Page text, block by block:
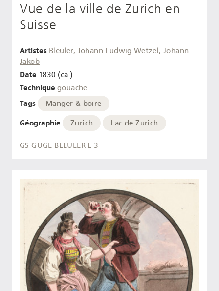
Vue de la ville de Zurich en
Suisse
Artistes Bleuler, Johann Ludwig Wetzel, Johann
Jakob
Date 1830 (ca.)
Technique gouache
Tags Manger & boire
Géographie Zurich Lac de Zurich
GS-GUGE-BLEULER-E-3